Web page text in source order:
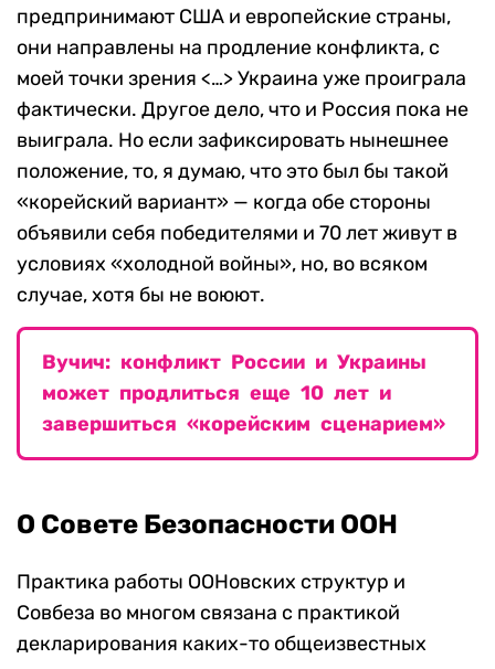
предпринимают США и европейские страны,
они направлены на продление конфликта, с
моей точки зрения <…> Украина уже проиграла
фактически. Другое дело, что и Россия пока не
выиграла. Но если зафиксировать нынешнее
положение, то, я думаю, что это был бы такой
«корейский вариант» — когда обе стороны
объявили себя победителями и 70 лет живут в
условиях «холодной войны», но, во всяком
случае, хотя бы не воюют.
Вучич: конфликт России и Украины
может продлиться еще 10 лет и
завершиться «корейским сценарием»
О Совете Безопасности ООН
Практика работы ООНовских структур и
Совбеза во многом связана с практикой
декларирования каких-то общеизвестных